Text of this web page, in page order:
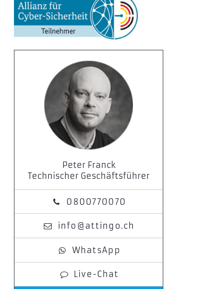
Peter Franck
Technischer Geschäftsführer
0800770070
info@attingo.ch
WhatsApp
Live-Chat